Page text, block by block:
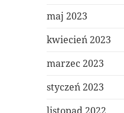
maj 2023
kwiecień 2023
marzec 2023
styczeń 2023